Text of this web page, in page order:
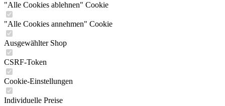
"Alle Cookies ablehnen" Cookie
"Alle Cookies annehmen" Cookie
Ausgewählter Shop
CSRF-Token
Cookie-Einstellungen
Individuelle Preise